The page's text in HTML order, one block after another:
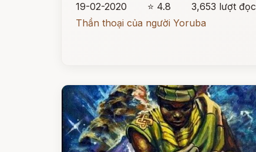
19-02-2020
⭐ 4.8
3,653 lượt đọc
Thần thoại của người Yoruba